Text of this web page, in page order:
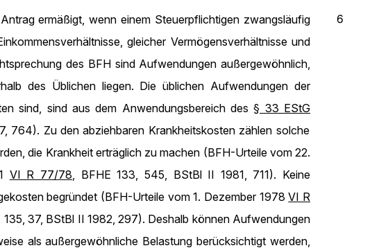
6
ermäßigt, wenn einem Steuerpflichtigen zwangsläufig
gleicher Vermögensverhältnisse und
des BFH sind Aufwendungen außergewöhnlich,
des Üblichen liegen. Die üblichen Aufwendungen der
sind, sind aus dem Anwendungsbereich des§ 33 EStG
764). Zu den abziehbaren Krankheitskosten zählen solche
die Krankheit erträglich zu machen (BFH-Urteile vom 22.
VI R 77/78, BFHE 133, 545, BStBl II 1981, 711). Keine
begründet (BFH-Urteile vom 1. Dezember 1978VI R
135, 37, BStBl II 1982, 297). Deshalb können Aufwendungen
als außergewöhnliche Belastung berücksichtigt werden,